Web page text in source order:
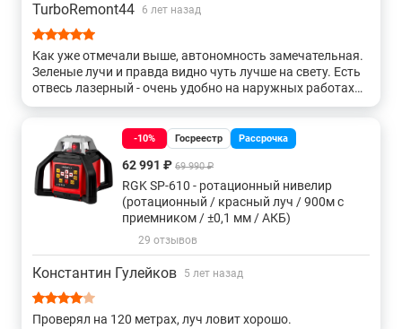
TurboRemont44 6 лет назад
Как уже отмечали выше, автономность замечательная.
Зеленые лучи и правда видно чуть лучше на свету. Есть
отвесь лазерный - очень удобно на наружных работах
использовать. Сигнал с пульта ловит на раз-два, без
от РГК, уровни, штативы, линейки телескопические, все
радуют в плане цена/качество и продуманной
комплектации.
-10% Госреестр Рассрочка
62 991 ₽ 69 990 ₽
RGK SP-610 - ротационный нивелир
(ротационный / красный луч / 900м с
приемником / ±0,1 мм / АКБ)
29 отзывов
Константин Гулейков 5 лет назад
Проверял на 120 метрах, луч ловит хорошо.